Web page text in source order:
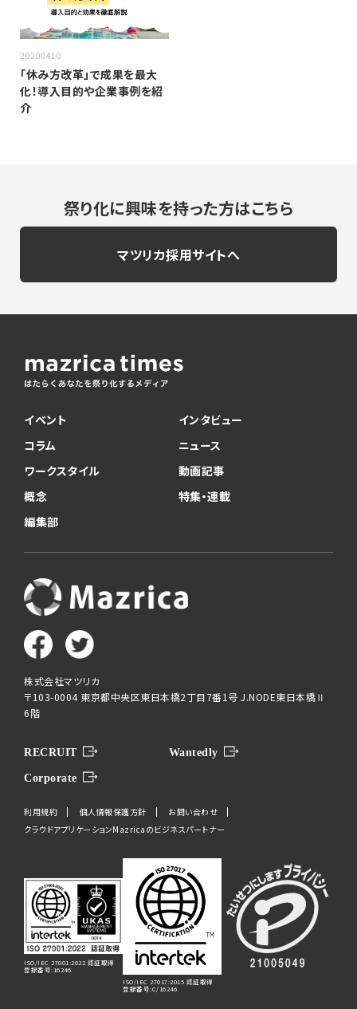
20200410
「休み方改革」で成果を最大
化！導入目的や企業事例を紹
介
祭り化に興味を持った方はこちら
マツリカ採用サイトへ
イベント
インタビュー
コラム
ニュース
ワークスタイル
動画記事
概念
特集・連載
編集部
株式会社マツリカ
〒103-0004 東京都中央区東日本橋2丁目7番1号 J.NODE東日本橋Ⅱ
6階
RECRUIT Wantedly
Corporate
利用規約 個人情報保護方針
お問い合わせ
クラウドアプリケーションMazricaのビジネスパートナー
ISO/IEC 27001:2022 認証取得
登録番号:16246
ISO/IEC 27017:2015 認証取得
登録番号:C/16246